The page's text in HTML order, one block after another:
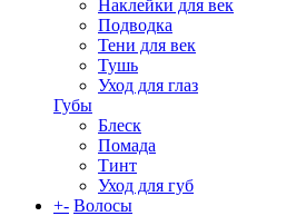
Наклейки для век
Подводка
Тени для век
Тушь
Уход для глаз
Губы
Блеск
Помада
Тинт
Уход для губ
+- Волосы